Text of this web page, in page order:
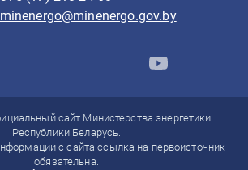
minenergo@minenergo.gov.by
сайт Министерства энергетики
Республики Беларусь.
с сайта ссылка на первоисточник
обязательна.